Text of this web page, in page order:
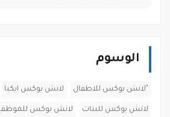
الوسوم
"لانش بوكس للاطفال لانش بوكس ايكيا
لانش بوكس للبنات لانش بوكس